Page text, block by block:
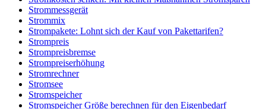
Strommessgerät
Strommix
Strompakete: Lohnt sich der Kauf von Pakettarifen?
Strompreis
Strompreisbremse
Strompreiserhöhung
Stromrechner
Stromsee
Stromspeicher
Stromspeicher Größe berechnen für den Eigenbedarf